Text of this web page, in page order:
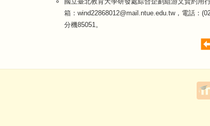
箱：wind22868012@mail.ntue.edu.tw，電話：
分機85051。